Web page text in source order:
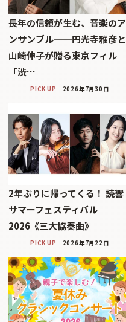
長年の信頼が生む、音楽のア
ンサンブル──円光寺雅彦と
山崎伸子が贈る東京フィル
「渋…
PICK UP 2026年7月30日
2年ぶりに帰ってくる！ 読響
サマーフェスティバル
2026《三大協奏曲》
PICK UP 2026年7月22日